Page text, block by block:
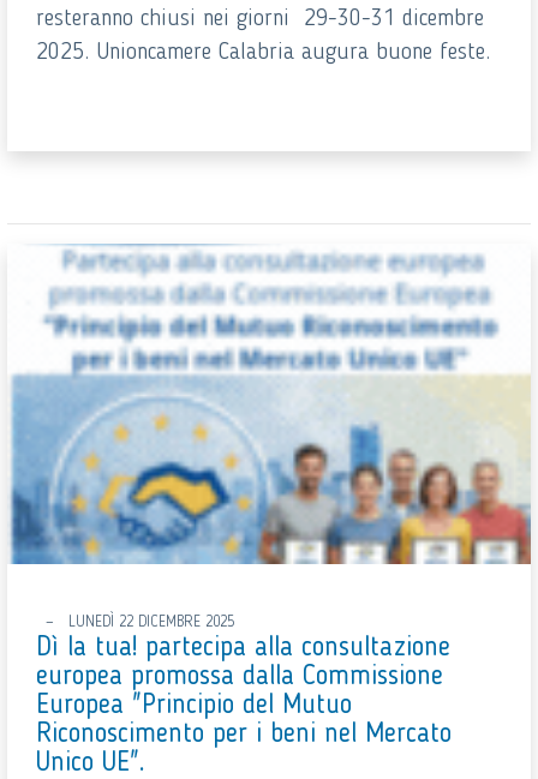
resteranno chiusi nei giorni 29-30-31 dicembre
2025. Unioncamere Calabria augura buone feste.
LUNEDÌ 22 DICEMBRE 2025
Dì la tua! partecipa alla consultazione
europea promossa dalla Commissione
Europea "Principio del Mutuo
Riconoscimento per i beni nel Mercato
Unico UE".